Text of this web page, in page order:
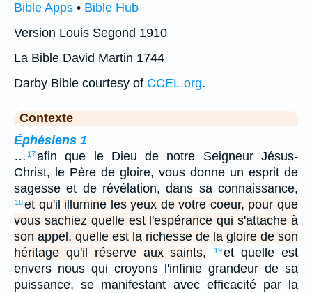
Bible Apps • Bible Hub
Version Louis Segond 1910
La Bible David Martin 1744
Darby Bible courtesy of CCEL.org.
Contexte
Éphésiens 1
… 17afin que le Dieu de notre Seigneur Jésus-
Christ, le Père de gloire, vous donne un esprit de
sagesse et de révélation, dans sa connaissance,
18et qu'il illumine les yeux de votre coeur, pour que
vous sachiez quelle est l'espérance qui s'attache à
son appel, quelle est la richesse de la gloire de son
héritage qu'il réserve aux saints,
19et quelle est
envers nous qui croyons l'infinie grandeur de sa
puissance, se manifestant avec efficacité par la